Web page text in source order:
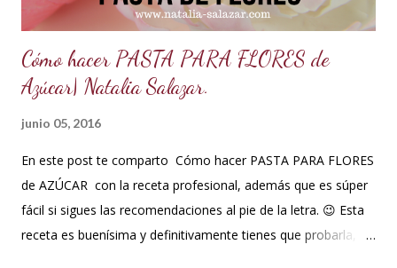
Cómo hacer PASTA PARA FLORES de
Azúcar| Natalia Salazar.
junio 05, 2016
En este post te comparto Cómo hacer PASTA PARA FLORES
de AZÚCAR con la receta profesional, además que es súper
fácil si sigues las recomendaciones al pie de la letra. 😉 Esta
receta es buenísima y definitivamente tienes que probarla,